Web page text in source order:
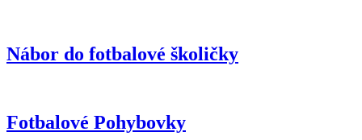
Nábor do fotbalové školičky
Fotbalové Pohybovky